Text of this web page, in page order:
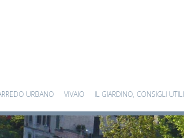
URBANO VIVAIO IL GIARDINO, CONSIGLI UTILI